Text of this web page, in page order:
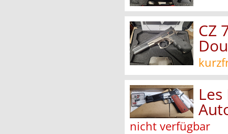
CZ
nicht verfügbar